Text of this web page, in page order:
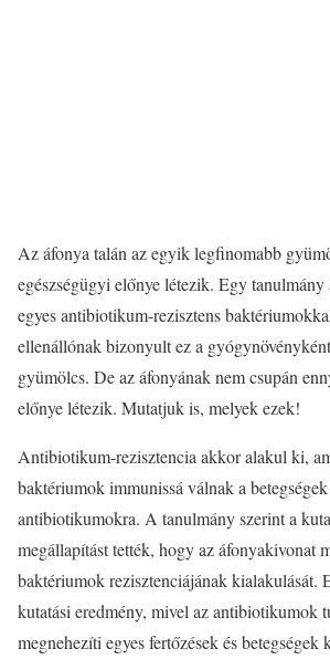
Az áfonya talán az egyik legfinomabb
egészségügyi előnye létezik. Egy
egyes antibiotikum-rezisztens
ellenállónak bizonyult ez a
gyümölcs. De az áfonyának nem csupán
előnye létezik. Mutatjuk is, melyek ezek!
Antibiotikum-rezisztencia akkor alakul ki,
baktériumok immunissá válnak a
antibiotikumokra. A tanulmány szerint a
megállapítást tették, hogy az áfonyakivonat
baktériumok rezisztenciájának kialakulását.
kutatási eredmény, mivel az antibiotikumok
megnehezíti egyes fertőzések és betegségek